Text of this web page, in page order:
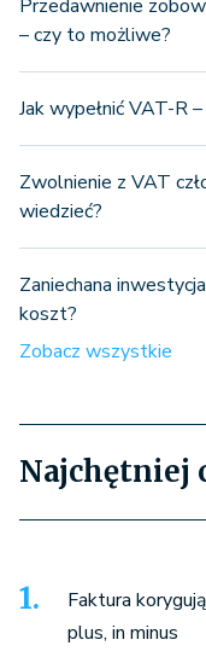
Przedawnienie
– czy to możliwe?
Jak wypełnić VAT-R
Zwolnienie z VAT
wiedzieć?
Zaniechana
koszt?
Zobacz wszystkie
Najchętniej
Faktura
plus, in minus